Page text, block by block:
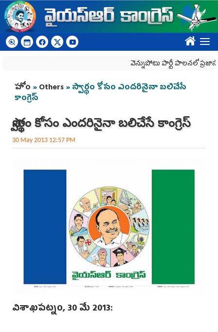
Skip to main content
????
వెన్నుపోటు పార్టీ పాలనలో ప్రజాస్వామ్యం
You are here
హోం »Others» స్వార్థం కోసం ఎందరినైనా బలిచేసే
కాంగ్రెస్
స్వార్థం కోసం ఎందరినైనా బలిచేసే కాంగ్రెస్
30 May 2013 12:57 PM
విశాఖపట్నం, 30 మే 2013: